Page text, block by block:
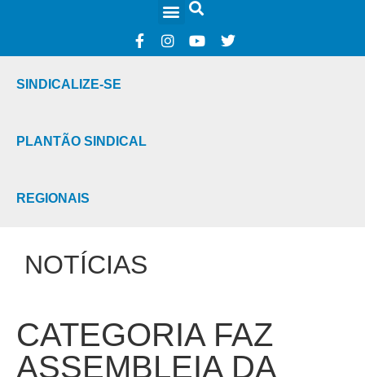
SINDICALIZE-SE
PLANTÃO SINDICAL
REGIONAIS
NOTÍCIAS
CATEGORIA FAZ
ASSEMBLEIA DA